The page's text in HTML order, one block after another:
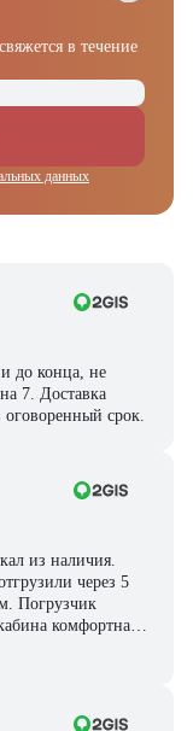
в течение
данных
до конца, не
7. Доставка
оговоренный срок.
из наличия.
через 5
Погрузчик
комфортная,